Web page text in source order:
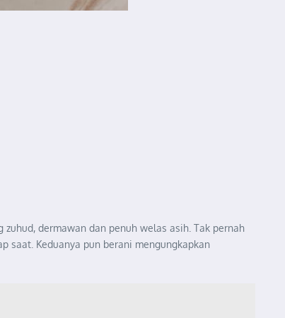
dermawan dan penuh welas asih. Tak pernah
saat. Keduanya pun berani mengungkapkan